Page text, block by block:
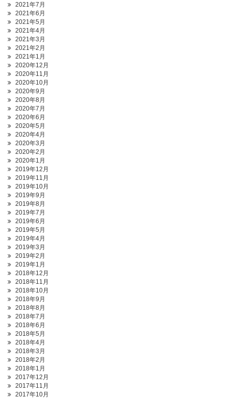
2021年7月
2021年6月
2021年5月
2021年4月
2021年3月
2021年2月
2021年1月
2020年12月
2020年11月
2020年10月
2020年9月
2020年8月
2020年7月
2020年6月
2020年5月
2020年4月
2020年3月
2020年2月
2020年1月
2019年12月
2019年11月
2019年10月
2019年9月
2019年8月
2019年7月
2019年6月
2019年5月
2019年4月
2019年3月
2019年2月
2019年1月
2018年12月
2018年11月
2018年10月
2018年9月
2018年8月
2018年7月
2018年6月
2018年5月
2018年4月
2018年3月
2018年2月
2018年1月
2017年12月
2017年11月
2017年10月